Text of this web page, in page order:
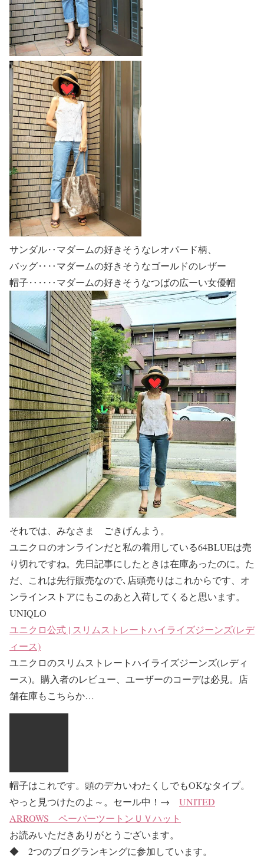
サンダル‥マダームの好きそうなレオパード柄、
バッグ‥‥マダームの好きそうなゴールドのレザー
帽子‥‥‥マダームの好きそうなつばの広ーい女優帽
それでは、みなさま ごきげんよう。
ユニクロのオンラインだと私の着用している64BLUEは売
り切れですね。先日記事にしたときは在庫あったのに。た
だ、これは先行販売なので､店頭売りはこれからです、オ
ンラインストアにもこのあと入荷してくると思います。
UNIQLO
ユニクロ公式 | スリムストレートハイライズジーンズ(レデ
ィース)
ユニクロのスリムストレートハイライズジーンズ(レディ
ース)。購入者のレビュー、ユーザーのコーデは必見。店
舗在庫もこちらか…
帽子はこれです。頭のデカいわたくしでもOKなタイプ。
やっと見つけたのよ～。セール中！ → UNITED
ARROWS ペーパーツートンＵＶハット
お読みいただきありがとうございます。
◆ 2つのブログランキングに参加しています。